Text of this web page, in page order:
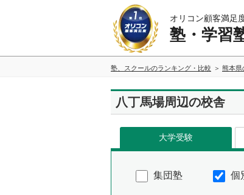
オリコン顧客満足
塾・学習
塾、スクールのランキング・比較 熊本県
八丁馬場周辺の校舎
大学受験
集団塾 個